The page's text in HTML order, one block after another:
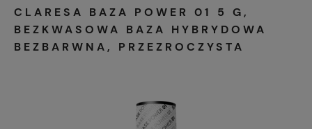
CLARESA BAZA POWER 01 5 G,
BEZKWASOWA BAZA HYBRYDOWA
BEZBARWNA, PRZEZROCZYSTA